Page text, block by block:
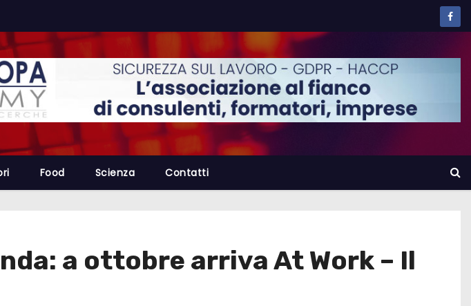
Food Scienza Contatti
a ottobre arriva At Work – Il